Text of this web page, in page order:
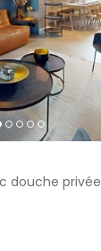
douche privée